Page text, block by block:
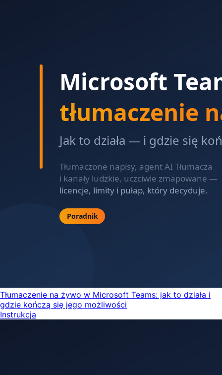
Tłumaczenie na żywo w Microsoft Teams: jak to działa i
gdzie kończą się jego możliwości
Instrukcja